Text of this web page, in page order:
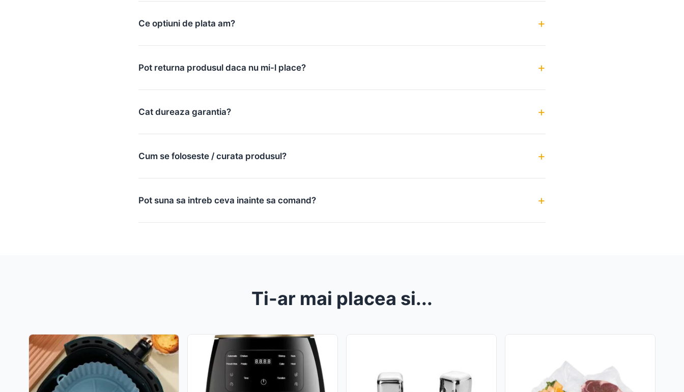
Ce optiuni de plata am?
Pot returna produsul daca nu mi-l place?
Cat dureaza garantia?
Cum se foloseste / curata produsul?
Pot suna sa intreb ceva inainte sa comand?
Ti-ar mai placea si...